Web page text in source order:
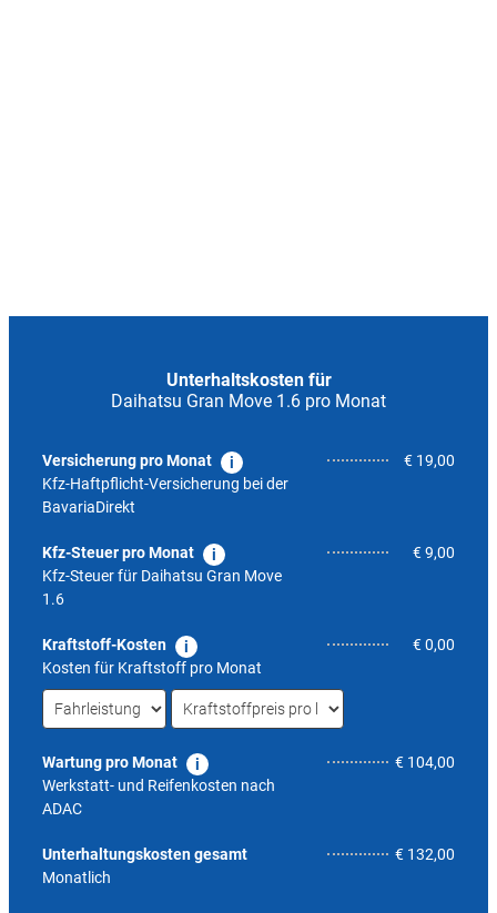
Unterhaltskosten für
Daihatsu Gran Move 1.6 pro Monat
Versicherung pro Monat
Kfz-Haftpflicht-Versicherung bei der
BavariaDirekt
€ 19,00
Kfz-Steuer pro Monat
Kfz-Steuer für Daihatsu Gran Move
1.6
€ 9,00
Kraftstoff-Kosten
Kosten für Kraftstoff pro Monat
€ 0,00
Wartung pro Monat
Werkstatt- und Reifenkosten nach
ADAC
€ 104,00
Unterhaltungskosten gesamt
Monatlich
€ 132,00